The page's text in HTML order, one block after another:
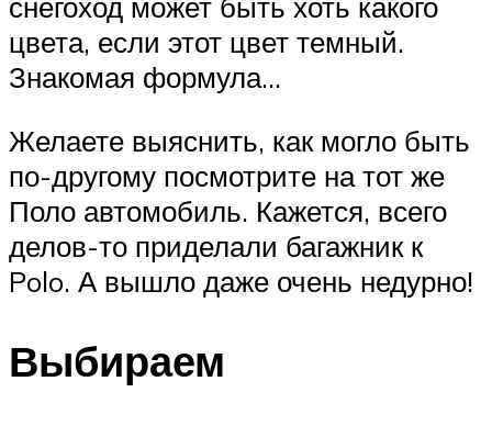
цвета, если этот цвет темный.
Знакомая формула…
Желаете выяснить, как могло быть
по-другому посмотрите на тот же
Поло автомобиль. Кажется, всего
делов-то приделали багажник к
Polo. А вышло даже очень недурно!
Выбираем